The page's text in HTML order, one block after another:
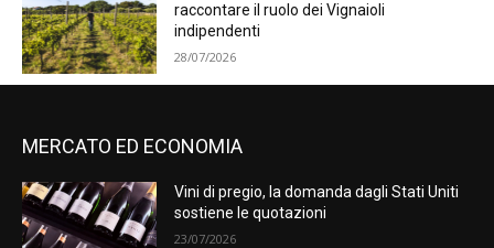
raccontare il ruolo dei Vignaioli
indipendenti
28/07/2026
MERCATO ED ECONOMIA
Vini di pregio, la domanda dagli Stati Uniti
sostiene le quotazioni
23/07/2026